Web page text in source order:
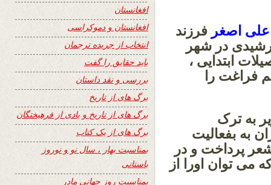
اصغر فرزند
1333 خورشیدی در شهر
ابتدایی ،
فراغت را
به ترک
به بفعالیت
پرداخت و در
توان اورا از
افغانستان
افغانستان و دموکراسی
انتخاب از جریده ترجمان
باید حقایق را گفت
بررسی و نقد داستان
برگ های از تاریخ
برگ های از تاریخ و یادی از فرهیختگان
برگ های از یک کتاب
بمناسبت بهار ، سال نو و نوروز
باستانی
بمناسبت روز جهانی مادر